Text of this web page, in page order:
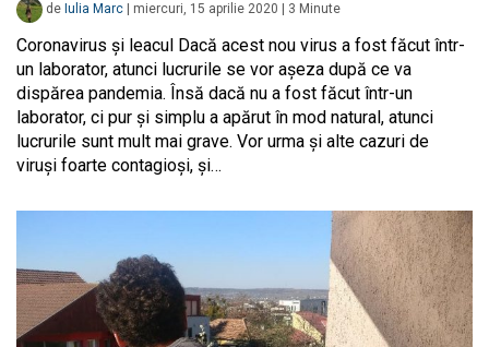
de Iulia Marc miercuri, 15 aprilie 2020 3 Minute
Coronavirus și leacul Dacă acest nou virus a fost făcut într-
un laborator, atunci lucrurile se vor așeza după ce va
dispărea pandemia. Însă dacă nu a fost făcut într-un
laborator, ci pur și simplu a apărut în mod natural, atunci
lucrurile sunt mult mai grave. Vor urma și alte cazuri de
viruși foarte contagioși, și…